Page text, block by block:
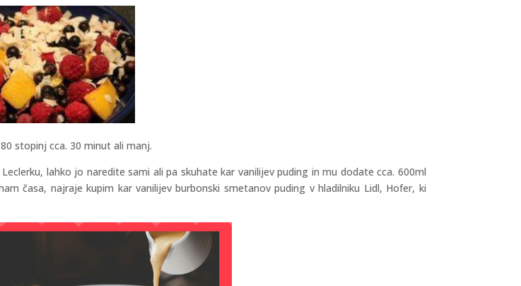
stopinj cca. 30 minut ali manj.
lahko jo naredite sami ali pa skuhate kar vanilijev puding in mu dodate cca. 600ml
časa, najraje kupim kar vanilijev burbonski smetanov puding v hladilniku Lidl, Hofer, ki